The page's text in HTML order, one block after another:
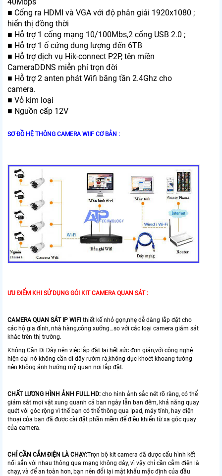
■ Cổng ra HDMI và VGA với độ phân giải 1920x1080 ;
hiển thị đồng thời
■ Hỗ trợ 1 cổng mạng 10/100Mbs,2 cổng USB 2.0 ;
■ Hỗ trợ 1 ổ cứng dung lượng đến 6TB
■ Hỗ trợ dịch vụ Hik-connect P2P, tên miền
CameraDDNS miễn phí trọn đời
■ Hỗ trợ 2 anten phát Wifi băng tần 2.4Ghz cho
camera.
■ Vỏ kim loại
■ Nguồn cấp 12V
SƠ ĐỒ HỆ THÔNG CAMERA WIIF CƠ BẢN :
ƯU ĐIỂM KHI SỬ DỤNG GÓI KIT CAMERA QUAN SÁT :
CAMERA QUAN SÁT IP WIFI thiết kế nhỏ gọn,nhẹ dễ dàng lắp đặt cho
các hộ gia đình, nhà hàng,công xưởng…so với các loại camera giám sát
khác trên thị trường.
Không Cần Đi Dây nên việc lắp đặt lại hết sức đơn giản,với công nghệ
hiện đại nó không cần đi dây rườm rà,không đục khoét khoang tường
nên không ảnh hưởng mỹ quan nơi lắp đặt.
CHẤT LƯƠNG HÌNH ẢNH FULL HD: cho hình ảnh sắc nét rõ ràng, có thể
giám sát mọi vật xung quanh cả ban ngày lẫn ban đêm, khả năng quay
quét với góc rộng vì thế bạn có thể thông qua ipad, máy tính, hay điện
thoại của bạn đã được cài đặt phần mềm để điều khiển từ xa góc quay
của camera.
CHỈ CẦN CẮM ĐIỆN LÀ CHẠY:Trọn bộ kit camera đã được cấu hình kết
nối sẳn với nhau thông qua mạng không dây, vì vậy chỉ cần cắm điện là
chạy, và để an toàn hơn, bạn nên đổi lại mật khẩu mặc định của đầu